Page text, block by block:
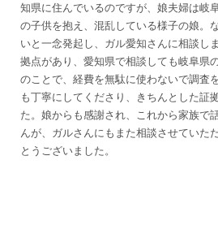
知県に住んでいるのですが、娘夫婦は岐
の子供を抱え、混乱している様子の娘。
いと一念発起し、ガル愛知さんに相談し
拠点があり、愛知県で相談しても岐阜県
のことで、経費を無駄に使わないで調査
も丁寧にしてくださり、きちんとした証
た。娘からも感謝され、これから家族で
んが、ガルさんにもまた相談させていた
とうございました。